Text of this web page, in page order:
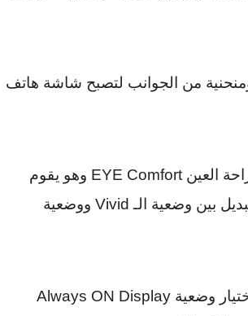
من الجوانب لتصبح شاشة هاتف
العين EYE Comfort وهو يقوم
بين وضعية الـ Vivid ووضعية
وضعية Always ON Display